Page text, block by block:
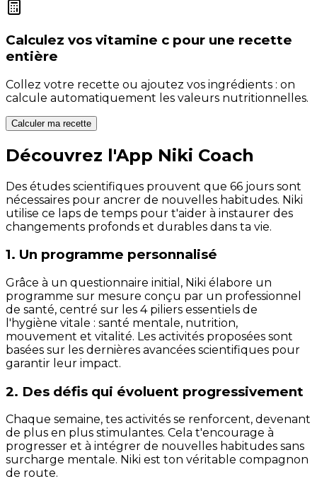
Calculez vos vitamine c pour une recette
entière
Collez votre recette ou ajoutez vos ingrédients : on
calcule automatiquement les valeurs nutritionnelles.
Calculer ma recette
Découvrez l'App Niki Coach
Des études scientifiques prouvent que 66 jours sont
nécessaires pour ancrer de nouvelles habitudes. Niki
utilise ce laps de temps pour t'aider à instaurer des
changements profonds et durables dans ta vie.
1. Un programme personnalisé
Grâce à un questionnaire initial, Niki élabore un
programme sur mesure conçu par un professionnel
de santé, centré sur les 4 piliers essentiels de
l'hygiène vitale : santé mentale, nutrition,
mouvement et vitalité. Les activités proposées sont
basées sur les dernières avancées scientifiques pour
garantir leur impact.
2. Des défis qui évoluent progressivement
Chaque semaine, tes activités se renforcent, devenant
de plus en plus stimulantes. Cela t'encourage à
progresser et à intégrer de nouvelles habitudes sans
surcharge mentale. Niki est ton véritable compagnon
de route.